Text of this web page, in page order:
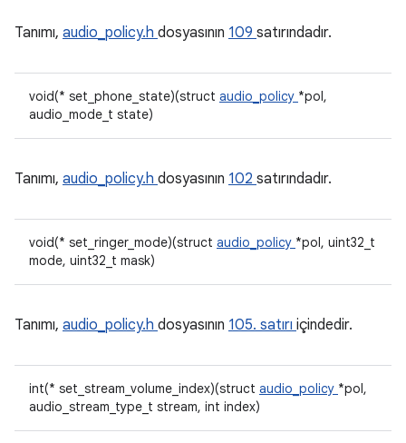
Tanımı, audio_policy.h dosyasının 109 satırındadır.
void(* set_phone_state)(struct audio_policy *pol,
audio_mode_t state)
Tanımı, audio_policy.h dosyasının 102 satırındadır.
void(* set_ringer_mode)(struct audio_policy *pol, uint32_t
mode, uint32_t mask)
Tanımı, audio_policy.h dosyasının 105. satırı içindedir.
int(* set_stream_volume_index)(struct audio_policy *pol,
audio_stream_type_t stream, int index)